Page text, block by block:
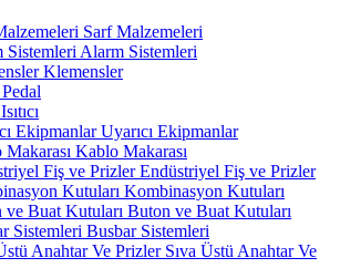
Sarf Malzemeleri
Alarm Sistemleri
Klemensler
Pedal
Isıtıcı
Uyarıcı Ekipmanlar
Kablo Makarası
Endüstriyel Fiş ve Prizler
Kombinasyon Kutuları
Buton ve Buat Kutuları
Busbar Sistemleri
Sıva Üstü Anahtar Ve